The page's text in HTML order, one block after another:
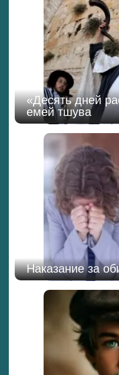
«Десять дней
емей тшува
Наказание за